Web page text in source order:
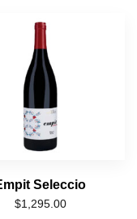
Seleccio
$1,295.00